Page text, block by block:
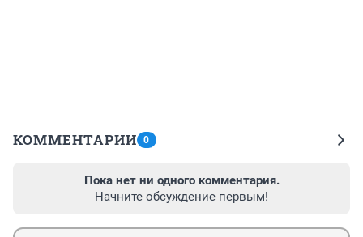
КОММЕНТАРИИ 0
Пока нет ни одного комментария.
Начните обсуждение первым!